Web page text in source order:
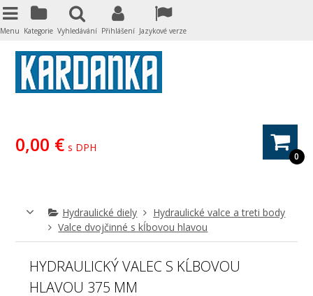
0
0,00 € s DPH
Hydraulické diely
Hydraulické valce a treti body
Valce dvojčinné s kĺbovou hlavou
HYDRAULICKÝ VALEC S KĹBOVOU
HLAVOU 375 MM
Menu Kategorie Vyhledávání Přihlášení Jazykové verze